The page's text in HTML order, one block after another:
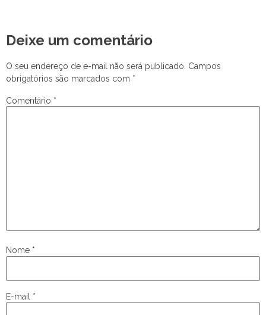
Deixe um comentário
O seu endereço de e-mail não será publicado. Campos
obrigatórios são marcados com *
Comentário *
Nome *
E-mail *